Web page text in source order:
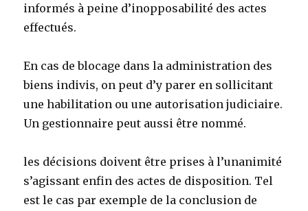
informés à peine d’inopposabilité des actes
effectués.
En cas de blocage dans la administration des
biens indivis, on peut d’y parer en sollicitant
une habilitation ou une autorisation judiciaire.
Un gestionnaire peut aussi être nommé.
les décisions doivent être prises à l’unanimité
s’agissant enfin des actes de disposition. Tel
est le cas par exemple de la conclusion de